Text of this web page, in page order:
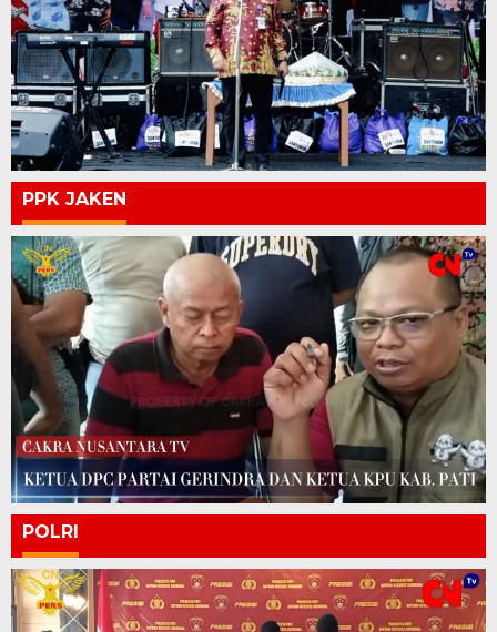
PPK JAKEN
POLRI